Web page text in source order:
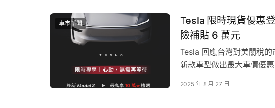
Kia旗下多款車型持續獲得市場青睞，其中輕奢精品掀背The
新能源旗艦 LSUV The new Sorento亦累計近1,100台；全功
外，歐洲進口油電跑旅The Ceed Sportswagon自上市以來已
更已獲超過12,000名車主肯定。為感謝所有支持Kia的朋友們，
車市新聞
Tesla 限時現貨優惠
險補貼 6 萬元
Tesla 回應台灣對美關稅
新款車型做出最大車價優
2025 年 8 月 27 日